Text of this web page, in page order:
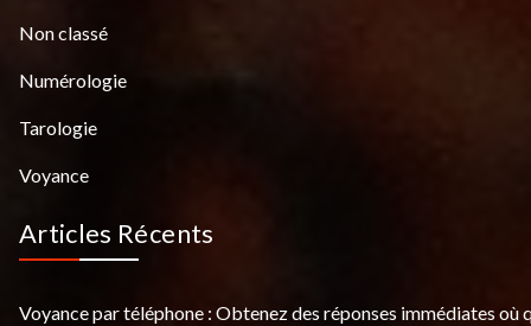
Non classé
Numérologie
Tarologie
Voyance
Articles Récents
Voyance par téléphone : Obtenez des réponses immédiates où